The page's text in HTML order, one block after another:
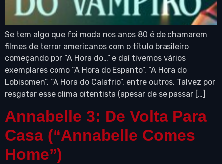
Se tem algo que foi moda nos anos 80 é de chamarem
filmes de terror americanos com o título brasileiro
começando por “A Hora do…” e daí tivemos vários
exemplares como “A Hora do Espanto”, “A Hora do
Lobisomen”, “A Hora do Calafrio”, entre outros. Talvez por
resgatar esse clima oitentista (apesar de se passar […]
Annabelle 3: De Volta Para
Casa (“Annabelle Comes
Home”)